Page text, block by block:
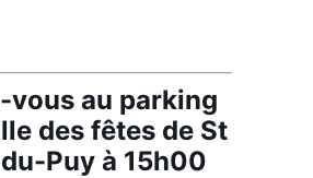
vous au parking
des fêtes de St
Puy à 15h00